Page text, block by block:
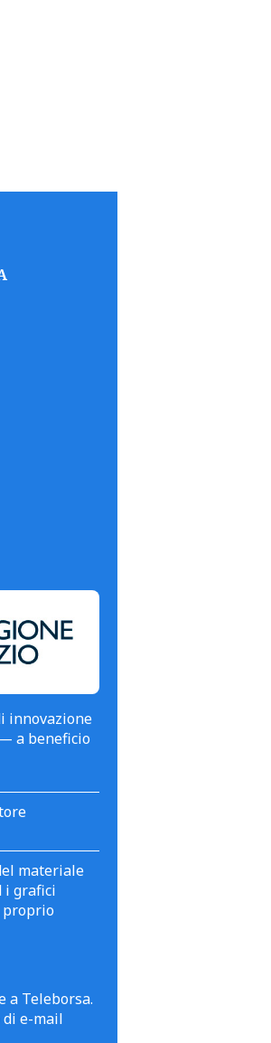
innovazione
a beneficio
materiale
i grafici
proprio
a Teleborsa.
e-mail